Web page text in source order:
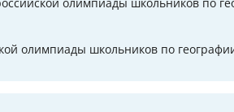
олимпиады школьников по